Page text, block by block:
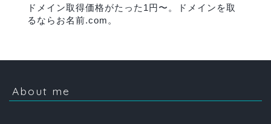
ドメイン取得価格がたった1円〜。ドメインを取
るならお名前.com。
About me